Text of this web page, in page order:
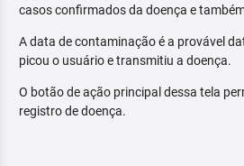
casos confirmados da doença e
A data de contaminação é a provável
picou o usuário e transmitiu a doença.
O botão de ação principal dessa tela
registro de doença.